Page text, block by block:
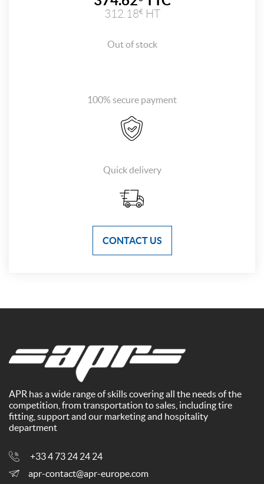
312.18€HT
Out of stock
100% secure payment
Quick delivery
CONTACT US
APR has a wide range of skills covering all the needs of the
competition, from transportation to sales, including tire
fitting, support and our marketing and hospitality
department
+33 4 73 24 24 24
apr-contact@apr-europe.com